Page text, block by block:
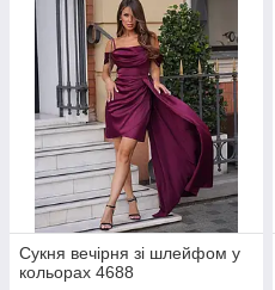
Сукня вечірня зі шлейфом у
кольорах 4688